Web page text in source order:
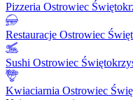
Pizzeria Ostrowiec
Restauracje Ostrowiec
Sushi Ostrowiec
Kwiaciarnia Ostrowiec